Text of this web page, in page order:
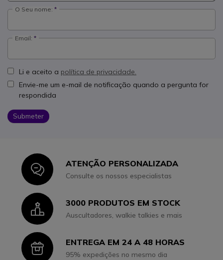
O Seu nome:
Email:
Li e aceito a política de privacidade.
Envie-me um e-mail de notificação quando a pergunta for
respondida
Submeter
IconATENÇÃO PERSONALIZADA
Consulte os nossos especialistas
Icon3000 PRODUTOS EM STOCK
Auscultadores, walkie talkies e mais
IconENTREGA EM 24 A 48 HORAS
95% expedições no mesmo dia